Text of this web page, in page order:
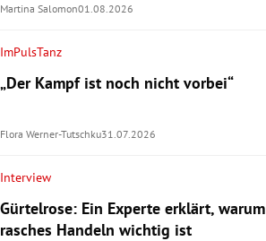
Martina Salomon01.08.2026
ImPulsTanz
„Der Kampf ist noch nicht vorbei“
Flora Werner-Tutschku31.07.2026
Interview
Gürtelrose: Ein Experte erklärt, warum
rasches Handeln wichtig ist